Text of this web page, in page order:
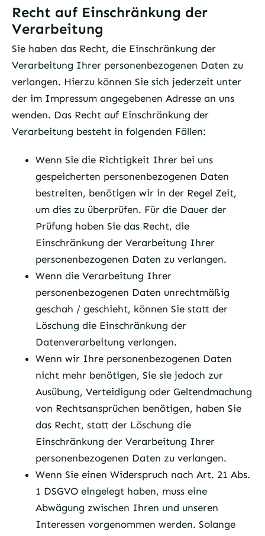
Recht auf Einschränkung der
Verarbeitung
Sie haben das Recht, die Einschränkung der
Verarbeitung Ihrer personenbezogenen Daten zu
verlangen. Hierzu können Sie sich jederzeit unter
der im Impressum angegebenen Adresse an uns
wenden. Das Recht auf Einschränkung der
Verarbeitung besteht in folgenden Fällen:
Wenn Sie die Richtigkeit Ihrer bei uns
gespeicherten personenbezogenen Daten
bestreiten, benötigen wir in der Regel Zeit,
um dies zu überprüfen. Für die Dauer der
Prüfung haben Sie das Recht, die
Einschränkung der Verarbeitung Ihrer
personenbezogenen Daten zu verlangen.
Wenn die Verarbeitung Ihrer
personenbezogenen Daten unrechtmäßig
geschah / geschieht, können Sie statt der
Löschung die Einschränkung der
Datenverarbeitung verlangen.
Wenn wir Ihre personenbezogenen Daten
nicht mehr benötigen, Sie sie jedoch zur
Ausübung, Verteidigung oder Geltendmachung
von Rechtsansprüchen benötigen, haben Sie
das Recht, statt der Löschung die
Einschränkung der Verarbeitung Ihrer
personenbezogenen Daten zu verlangen.
Wenn Sie einen Widerspruch nach Art. 21 Abs.
1 DSGVO eingelegt haben, muss eine
Abwägung zwischen Ihren und unseren
Interessen vorgenommen werden. Solange